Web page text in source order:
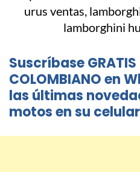
Suscríbase GRATIS
COLOMBIANO en
las últimas
motos en su